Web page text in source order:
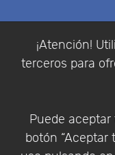
¡Atención!
terceros para
Puede
botón “Aceptar